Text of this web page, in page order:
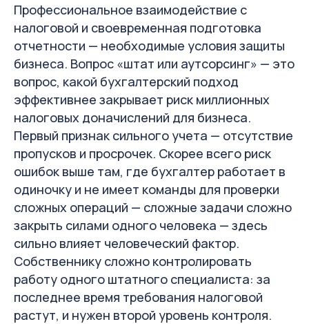
Профессиональное взаимодействие с
налоговой и своевременная подготовка
отчетности — необходимые условия защиты
бизнеса. Вопрос «штат или аутсорсинг» — это
вопрос, какой бухгалтерский подход
эффективнее закрывает риск миллионных
налоговых доначислений для бизнеса.
Первый признак сильного учета — отсутствие
пропусков и просрочек. Скорее всего риск
ошибок выше там, где бухгалтер работает в
одиночку и не имеет команды для проверки
сложных операций — сложные задачи сложно
закрыть силами одного человека — здесь
сильно влияет человеческий фактор.
Собственнику сложно контролировать
работу одного штатного специалиста: за
последнее время требования налоговой
растут, и нужен второй уровень контроля.